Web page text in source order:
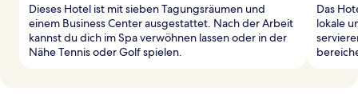
Dieses Hotel ist mit sieben Tagungsräumen und
einem Business Center ausgestattet. Nach der Arbeit
kannst du dich im Spa verwöhnen lassen oder in der
Nähe Tennis oder Golf spielen.
Das
lokale